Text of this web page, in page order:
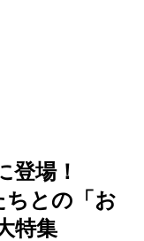
登場！
ちとの「お
特集